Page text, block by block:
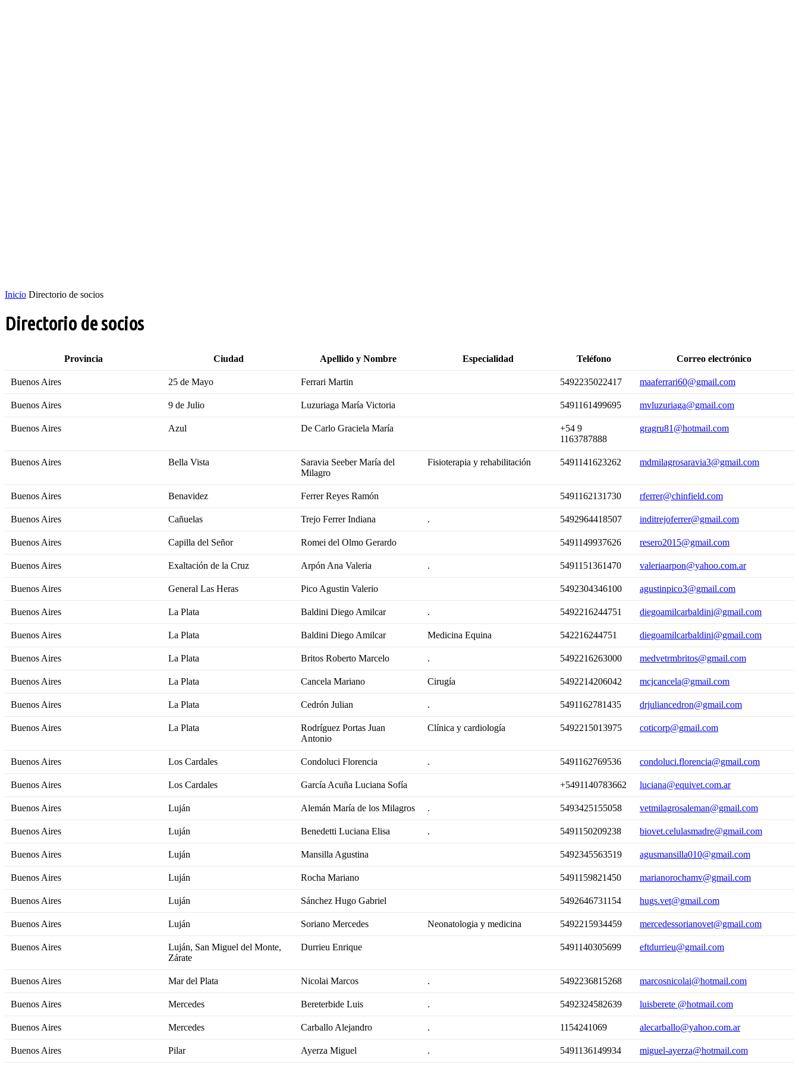
Inicio Directorio de socios
Directorio de socios
Provincia Ciudad Apellido y Nombre Especialidad Teléfono Correo electrónico
Buenos Aires 25 de Mayo Ferrari Martin 5492235022417 maaferrari60@gmail.com
Buenos Aires 9 de Julio Luzuriaga María Victoria 5491161499695 mvluzuriaga@gmail.com
Buenos Aires Azul De Carlo Graciela María
+54 9
1163787888
gragru81@hotmail.com
Buenos Aires Bella Vista
Saravia Seeber María del
Milagro
Fisioterapia y rehabilitación 5491141623262 mdmilagrosaravia3@gmail.com
Buenos Aires Benavidez Ferrer Reyes Ramón 5491162131730 rferrer@chinfield.com
Buenos Aires Cañuelas Trejo Ferrer Indiana . 5492964418507 inditrejoferrer@gmail.com
Buenos Aires Capilla del Señor Romei del Olmo Gerardo 5491149937626 resero2015@gmail.com
Buenos Aires Exaltación de la Cruz Arpón Ana Valeria . 5491151361470 valeriaarpon@yahoo.com.ar
Buenos Aires General Las Heras Pico Agustin Valerio 5492304346100 agustinpico3@gmail.com
Buenos Aires La Plata Baldini Diego Amilcar . 5492216244751 diegoamilcarbaldini@gmail.com
Buenos Aires La Plata Baldini Diego Amilcar Medicina Equina 542216244751 diegoamilcarbaldini@gmail.com
Buenos Aires La Plata Britos Roberto Marcelo . 5492216263000 medvetrmbritos@gmail.com
Buenos Aires La Plata Cancela Mariano Cirugía 5492214206042 mcjcancela@gmail.com
Buenos Aires La Plata Cedrón Julian . 5491162781435 drjuliancedron@gmail.com
Buenos Aires La Plata
Rodríguez Portas Juan
Antonio
Clínica y cardiología 5492215013975 coticorp@gmail.com
Buenos Aires Los Cardales Condoluci Florencia . 5491162769536 condoluci.florencia@gmail.com
Buenos Aires Los Cardales García Acuña Luciana Sofía +5491140783662 luciana@equivet.com.ar
Buenos Aires Luján Alemán María de los Milagros . 5493425155058 vetmilagrosaleman@gmail.com
Buenos Aires Luján Benedetti Luciana Elisa . 5491150209238 biovet.celulasmadre@gmail.com
Buenos Aires Luján Mansilla Agustina 5492345563519 agusmansilla010@gmail.com
Buenos Aires Luján Rocha Mariano 5491159821450 marianorochamv@gmail.com
Buenos Aires Luján Sánchez Hugo Gabriel 5492646731154 hugs.vet@gmail.com
Buenos Aires Luján Soriano Mercedes Neonatologia y medicina 5492215934459 mercedessorianovet@gmail.com
Buenos Aires
Luján, San Miguel del Monte,
Zárate
Durrieu Enrique 5491140305699 eftdurrieu@gmail.com
Buenos Aires Mar del Plata Nicolai Marcos . 5492236815268 marcosnicolai@hotmail.com
Buenos Aires Mercedes Bereterbide Luis . 5492324582639 luisberete @hotmail.com
Buenos Aires Mercedes Carballo Alejandro . 1154241069 alecarballo@yahoo.com.ar
Buenos Aires Pilar Ayerza Miguel . 5491136149934 miguel-ayerza@hotmail.com